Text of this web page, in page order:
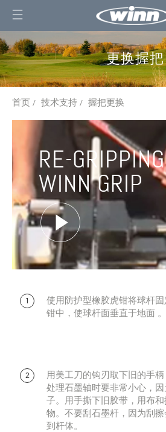
更换握把
首页 / 技术支持 / 握把更换
RE-
WINN GRIP
使用防护型橡胶虎钳将球杆
钳中，使球杆面垂直于地面 。
用美工刀的钩刃取下旧的手柄
处理石墨轴时要非常小心，
子。用手撕下旧胶带，用布
物。不要刮石墨杆，因为刮
到杆体。